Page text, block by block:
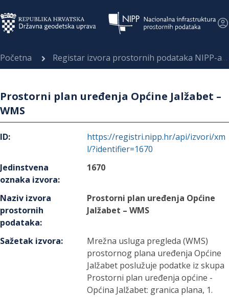
Početna Registar izvora prostornih podataka NIPP-a
Prostorni plan uređenja Općine Jalžabet –
WMS
ID:
https://registri.nipp.hr/api/izvori/xm
l/?identifier=1670
Jedinstvena
oznaka izvora:
1670
Naziv izvora
prostornih
podataka:
Prostorni plan uređenja Općine
Jalžabet – WMS
Sažetak izvora:
Mrežna usluga pregleda (WMS)
prostornog plana uređenja Općine
Jalžabet poslužuje podatke iz skupa
Prostorni plan uređenja općine -
Općina Jalžabet: granica plana, 1.